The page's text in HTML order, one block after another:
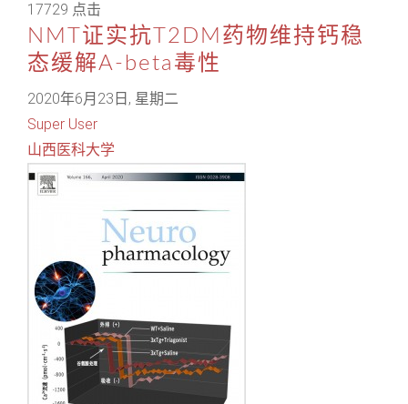
17729 点击
NMT证实抗T2DM药物维持钙稳
态缓解A-beta毒性
2020年6月23日, 星期二
Super User
山西医科大学